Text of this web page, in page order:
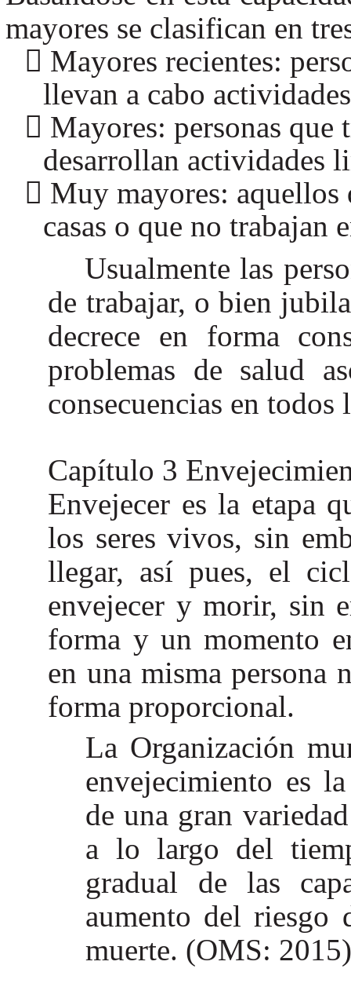
mayores se clasifican en
Mayores recientes:
llevan a cabo
Mayores: personas
desarrollan actividades
Muy mayores: aquellos
casas o que no trabajan
Usualmente las
de trabajar, o bien
decrece en forma
problemas de salud
consecuencias en
Capítulo 3
Envejecer es la etapa
los seres vivos, sin
llegar, así pues, el
envejecer y morir, sin
forma y un momento
en una misma persona
forma proporcional.
La Organización
envejecimiento es
de una gran
a lo largo del
gradual de las
aumento del riesgo
muerte. (OMS: